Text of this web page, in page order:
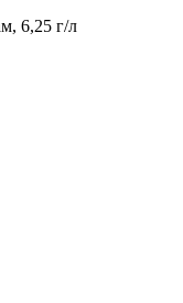
6,25 г/л